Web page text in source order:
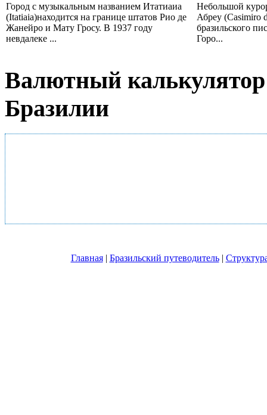
Город с музыкальным названием Итатиаиа
(Itatiaia)находится на границе штатов Рио де
Жанейрo и Мату Гросу. В 1937 году
невдалеке ...
Небольшой
Абреу (Casimiro
бразильского
Горо...
Валютный
Бразилии
Главная| Бразильский путеводитель|